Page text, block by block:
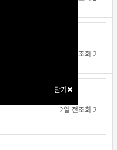
닫기
닫기
조회 2
2일 전조회 2